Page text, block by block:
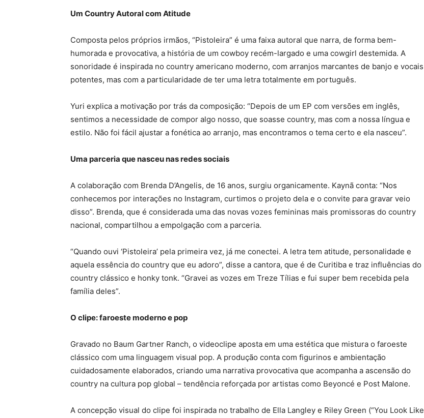
Um Country Autoral com Atitude
Composta pelos próprios irmãos, “Pistoleira” é uma faixa autoral que narra, de forma bem-
humorada e provocativa, a história de um cowboy recém-largado e uma cowgirl destemida. A
sonoridade é inspirada no country americano moderno, com arranjos marcantes de banjo e vocais
potentes, mas com a particularidade de ter uma letra totalmente em português.
Yuri explica a motivação por trás da composição: “Depois de um EP com versões em inglês,
sentimos a necessidade de compor algo nosso, que soasse country, mas com a nossa língua e
estilo. Não foi fácil ajustar a fonética ao arranjo, mas encontramos o tema certo e ela nasceu”.
Uma parceria que nasceu nas redes sociais
A colaboração com Brenda D’Angelis, de 16 anos, surgiu organicamente. Kaynã conta: “Nos
conhecemos por interações no Instagram, curtimos o projeto dela e o convite para gravar veio
disso”. Brenda, que é considerada uma das novas vozes femininas mais promissoras do country
nacional, compartilhou a empolgação com a parceria.
“Quando ouvi ‘Pistoleira’ pela primeira vez, já me conectei. A letra tem atitude, personalidade e
aquela essência do country que eu adoro”, disse a cantora, que é de Curitiba e traz influências do
country clássico e honky tonk. “Gravei as vozes em Treze Tílias e fui super bem recebida pela
família deles”.
O clipe: faroeste moderno e pop
Gravado no Baum Gartner Ranch, o videoclipe aposta em uma estética que mistura o faroeste
clássico com uma linguagem visual pop. A produção conta com figurinos e ambientação
cuidadosamente elaborados, criando uma narrativa provocativa que acompanha a ascensão do
country na cultura pop global – tendência reforçada por artistas como Beyoncé e Post Malone.
A concepção visual do clipe foi inspirada no trabalho de Ella Langley e Riley Green (“You Look Like